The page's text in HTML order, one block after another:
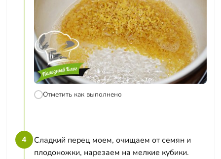
Отметить как выполнено
4
Сладкий перец моем, очищаем от семян и
плодоножки, нарезаем на мелкие кубики.